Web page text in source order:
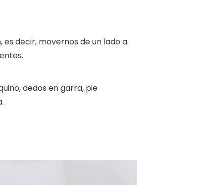
decir, movernos de un lado a
dedos en garra, pie